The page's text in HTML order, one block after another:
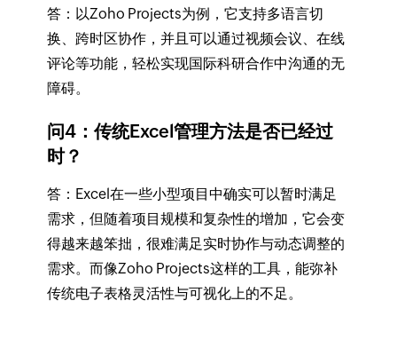
答：以Zoho Projects为例，它支持多语言切
换、跨时区协作，并且可以通过视频会议、在线
评论等功能，轻松实现国际科研合作中沟通的无
障碍。
问4：传统Excel管理方法是否已经过
时？
答：Excel在一些小型项目中确实可以暂时满足
需求，但随着项目规模和复杂性的增加，它会变
得越来越笨拙，很难满足实时协作与动态调整的
需求。而像Zoho Projects这样的工具，能弥补
传统电子表格灵活性与可视化上的不足。